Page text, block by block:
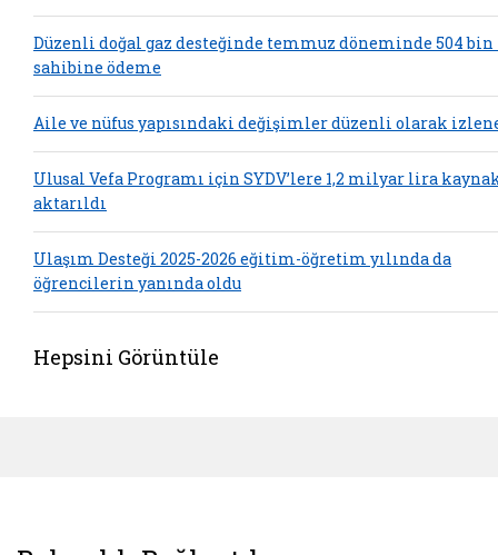
Düzenli doğal gaz desteğinde temmuz döneminde 504
sahibine ödeme
Aile ve nüfus yapısındaki değişimler düzenli olarak
Ulusal Vefa Programı için SYDV’lere 1,2 milyar lira
aktarıldı
Ulaşım Desteği 2025-2026 eğitim-öğretim yılında da
öğrencilerin yanında oldu
Hepsini Görüntüle